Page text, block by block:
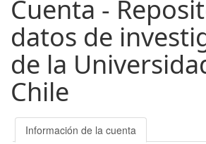
Cuenta -
datos de
de la
Chile
Información de la cuenta